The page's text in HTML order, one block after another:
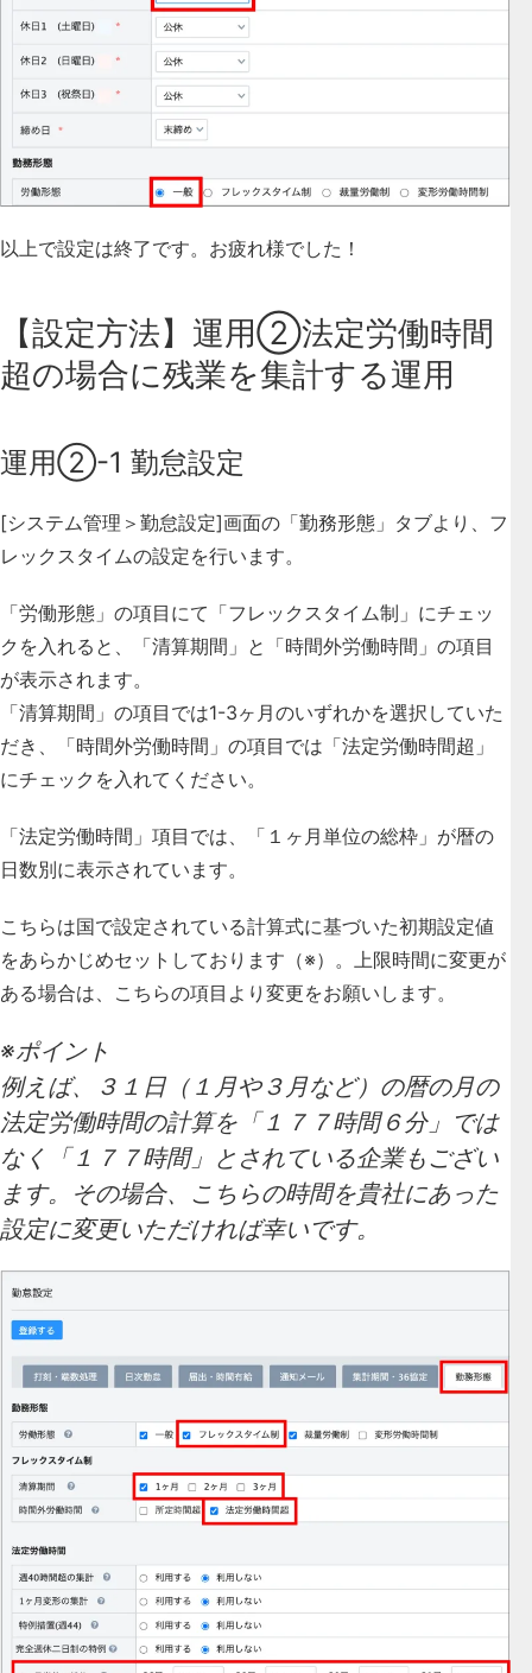
以上で設定は終了です。お疲れ様でした！
【設定方法】運用②法定労働時間
超の場合に残業を集計する運用
運用②-1 勤怠設定
[システム管理＞勤怠設定]画面の「勤務形態」タブより、フ
レックスタイムの設定を行います。
「労働形態」の項目にて「フレックスタイム制」にチェッ
クを入れると、「清算期間」と「時間外労働時間」の項目
が表示されます。
「清算期間」の項目では1-3ヶ月のいずれかを選択していた
だき、「時間外労働時間」の項目では「法定労働時間超」
にチェックを入れてください。
「法定労働時間」項目では、「１ヶ月単位の総枠」が暦の
日数別に表示されています。
こちらは国で設定されている計算式に基づいた初期設定値
をあらかじめセットしております（※）。上限時間に変更が
ある場合は、こちらの項目より変更をお願いします。
※ポイント
例えば、３１日（１月や３月など）の暦の月の
法定労働時間の計算を「１７７時間６分」では
なく「１７７時間」とされている企業もござい
ます。その場合、こちらの時間を貴社にあった
設定に変更いただければ幸いです。